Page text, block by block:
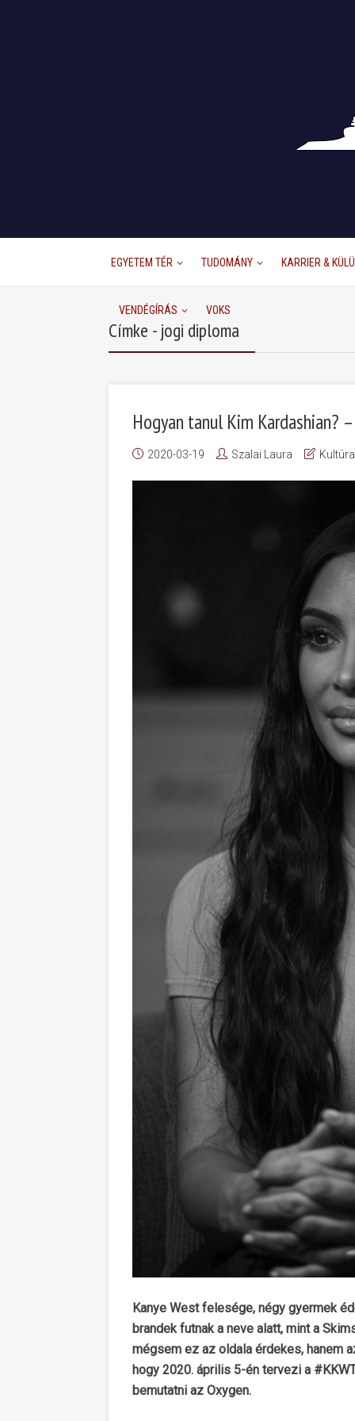
EGYETEM TÉR TUDOMÁNY KARRIER &
VENDÉGÍRÁS VOKS
Címke - jogi diploma
Hogyan tanul Kim Kardashian?
2020-03-19 Szalai Laura
Kanye West felesége, négy gyermek
brandek futnak a neve alatt, mint a
mégsem ez az oldala érdekes, hanem
hogy 2020. április 5-én tervezi a
bemutatni az Oxygen.